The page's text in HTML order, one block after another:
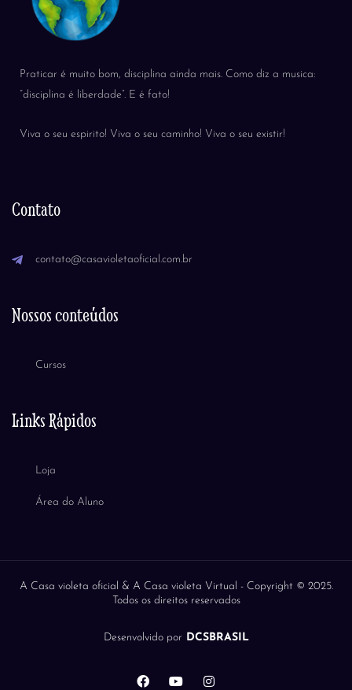
Praticar é muito bom, disciplina ainda mais. Como diz a musica:
“disciplina é liberdade”. E é fato!
Viva o seu espirito! Viva o seu caminho! Viva o seu existir!
Contato
contato@casavioletaoficial.com.br
Nossos conteúdos
Cursos
Links Rápidos
Loja
Área do Aluno
A Casa violeta oficial & A Casa violeta Virtual - Copyright © 2025.
Todos os direitos reservados
Desenvolvido porDCSBRASIL
F
a
Y
o
I
n